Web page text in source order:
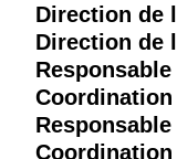
Direction de
Direction de